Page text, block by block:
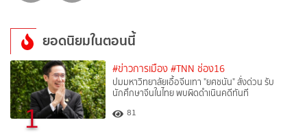
ยอดนิยมในตอนนี้
1
#ข่าวการเมือง #TNN ช่อง16
ปมมหาวิทยาลัยเอื้อจีนเทา "ยศชนัน" สั่งด่วน รับ
นักศึกษาจีนในไทย พบผิดดำเนินคดีทันที
81